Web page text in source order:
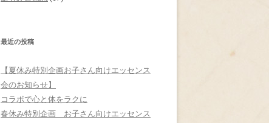
最近の投稿
【夏休み特別企画お子さん向けエッセンス
会のお知らせ】
コラボで心と体をラクに
春休み特別企画 お子さん向けエッセンス